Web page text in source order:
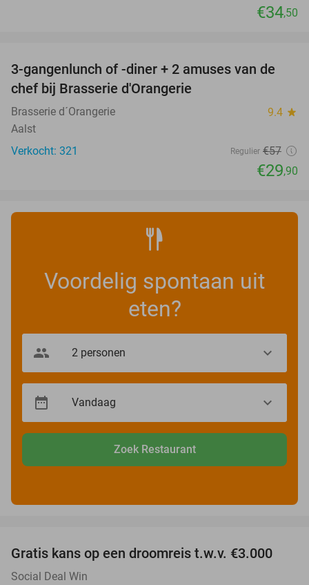
€34,50
48%
3-gangenlunch of -diner + 2 amuses van de
chef bij Brasserie d'Orangerie
Brasserie d´Orangerie 9.4 star
Aalst
Verkocht: 321
Regulier €57
€29,90
Voordelig spontaan uit
eten?
Zoek Restaurant
Gratis kans op een droomreis t.w.v. €3.000
Social Deal Win